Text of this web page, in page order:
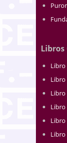
Libro
Libro
Libro
Libro